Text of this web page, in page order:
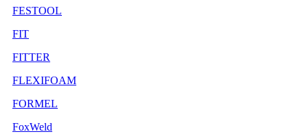
FESTOOL
FIT
FITTER
FLEXIFOAM
FORMEL
FoxWeld